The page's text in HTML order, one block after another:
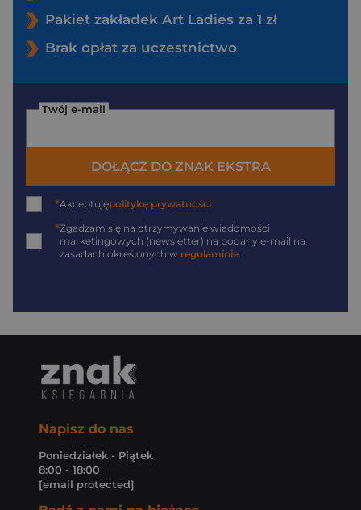
Pakiet zakładek Art Ladies za 1 zł
Brak opłat za uczestnictwo
Twój e-mail
DOŁĄCZ DO ZNAK EKSTRA
*Akceptujępolitykę prywatności
*Zgadzam się na otrzymywanie wiadomości
marketingowych (newsletter) na podany e-mail na
zasadach określonych w regulaminie
Napisz do nas
Poniedziałek - Piątek
8:00 - 18:00
[email protected]